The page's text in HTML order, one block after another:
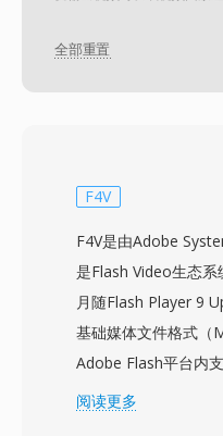
全部重置
F4V
F4V是由Adobe
是Flash Video生态
月随Flash Player 9
基础媒体文件格式（
Adobe Flash平台内
AAC音频。与使用专
阅读更多